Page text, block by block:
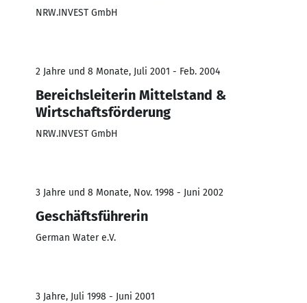
NRW.INVEST GmbH
2 Jahre und 8 Monate, Juli 2001 - Feb. 2004
Bereichsleiterin Mittelstand &
Wirtschaftsförderung
NRW.INVEST GmbH
3 Jahre und 8 Monate, Nov. 1998 - Juni 2002
Geschäftsführerin
German Water e.V.
3 Jahre, Juli 1998 - Juni 2001